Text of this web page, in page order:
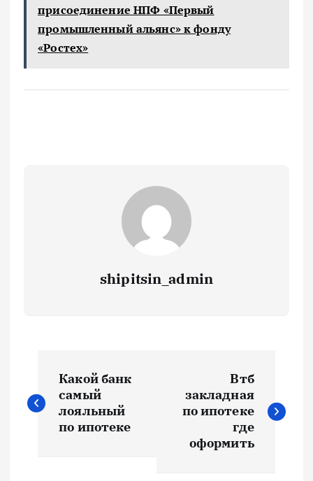
присоединение НПФ «Первый
промышленный альянс» к фонду
«Ростех»
shipitsin_admin
а
Какой банк
самый
лояльный
по ипотеке
Втб
закладная
по ипотеке
где
оформить